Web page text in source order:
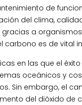
de
del clima,
a
carbono es de vital
en las que el
oceánicos y
Sin embargo, el
del dióxido